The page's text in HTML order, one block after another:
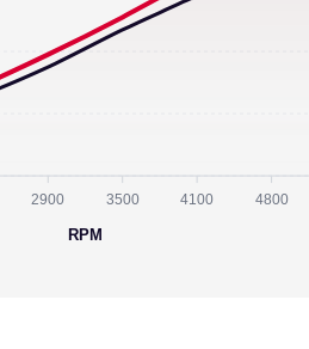
2900 3500 4100 4800
RPM